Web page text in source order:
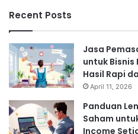
Recent Posts
Jasa
untuk Bisnis
Hasil Rapi
April 11, 2026
Panduan
Saham
Income